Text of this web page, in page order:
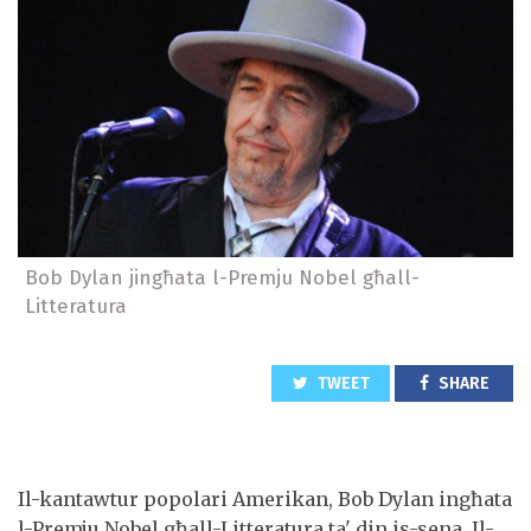
Bob Dylan jingħata l-Premju Nobel għall-
Litteratura
TWEET SHARE
Il-kantawtur popolari Amerikan, Bob Dylan ingħata